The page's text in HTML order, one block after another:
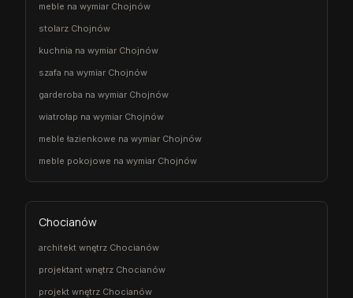
meble na wymiar Chojnów
stolarz Chojnów
kuchnia na wymiar Chojnów
szafa na wymiar Chojnów
garderoba na wymiar Chojnów
wiatrołap na wymiar Chojnów
meble łazienkowe na wymiar Chojnów
meble pokojowe na wymiar Chojnów
Chocianów
architekt wnętrz Chocianów
projektant wnętrz Chocianów
projekt wnętrz Chocianów